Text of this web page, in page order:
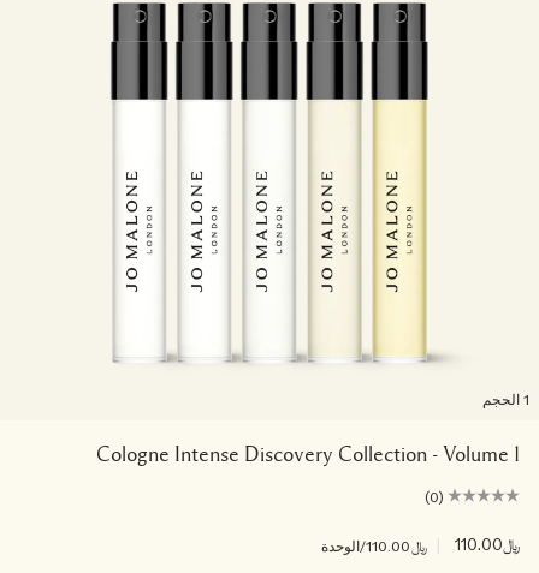
Cologne Intense Discovery Collection - Volume 1
(0)
﷼110.00 ﷼110.00 /الوحدة